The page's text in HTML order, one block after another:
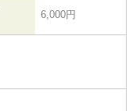
6,000円